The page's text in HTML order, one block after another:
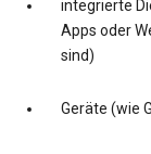
integrierte
Apps oder
sind)
Geräte (wie